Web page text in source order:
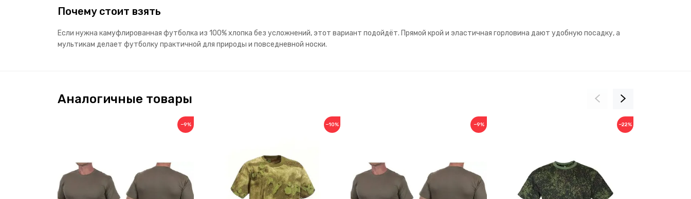
Почему стоит взять
Если нужна камуфлированная футболка из 100% хлопка без усложнений, этот вариант подойдёт. Прямой крой и эластичная горловина дают удобную посадку, а
мультикам делает футболку практичной для природы и повседневной носки.
Аналогичные товары
−9% −10% −9% −22%